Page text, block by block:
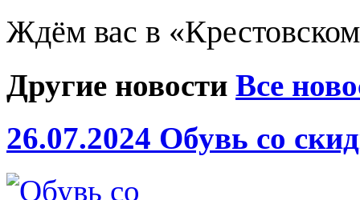
Ждём вас в
Другие новости Все
26.07.2024 Обувь со